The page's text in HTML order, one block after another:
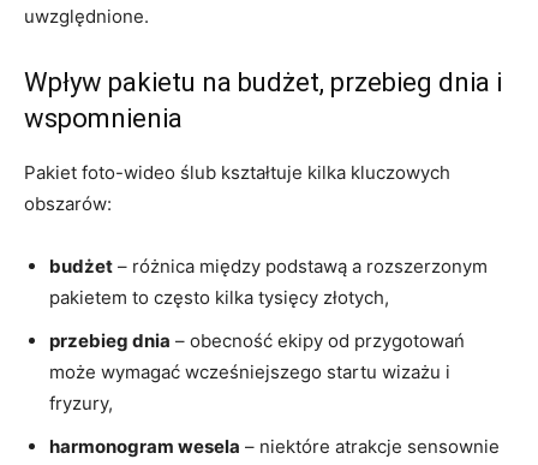
uwzględnione.
Wpływ pakietu na budżet, przebieg dnia i
wspomnienia
Pakiet foto-wideo ślub kształtuje kilka kluczowych
obszarów:
budżet – różnica między podstawą a rozszerzonym
pakietem to często kilka tysięcy złotych,
przebieg dnia – obecność ekipy od przygotowań
może wymagać wcześniejszego startu wizażu i
fryzury,
harmonogram wesela – niektóre atrakcje sensownie